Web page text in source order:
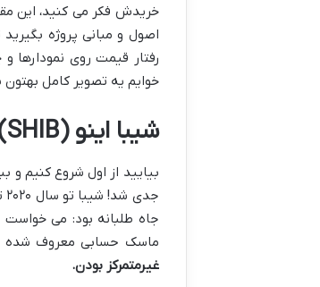
خریدش فکر می کنید، این
اصول و مبانی پروژه
رفتار قیمت روی
خوایم یه تصویر کامل بهتون
شیبا اینو (SHIB) چیه؟ از کجا اومده و دنبال چیه؟
بیایید از اول شروع کنیم و
جدی شد! شیبا تو سال ۲۰۲۰ توسط یه آدم یا گروهی با اسم مستعار
جاه طلبانه بود: می خواست
ماسک حسابی معروف شده
غیرمتمرکز بودن.